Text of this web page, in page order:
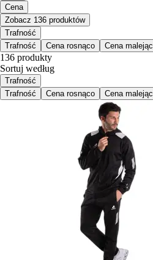
Cena
Zobacz 136 produktów
Trafność
Trafność
Cena rosnąco Cena
136 produkty
Sortuj według
Trafność
Trafność
Cena rosnąco Cena